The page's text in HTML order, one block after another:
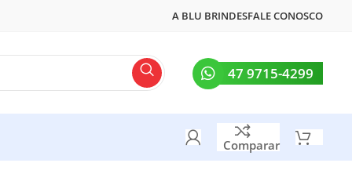
A BLU BRINDESFALE CONOSCO
47 9715-4299
Comparar